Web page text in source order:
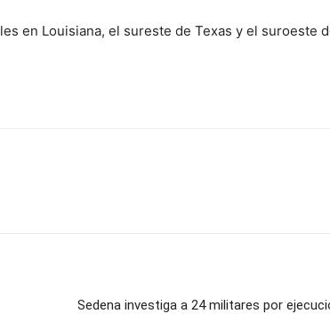
en Louisiana, el sureste de Texas y el suroeste
Sedena investiga a 24 militares por